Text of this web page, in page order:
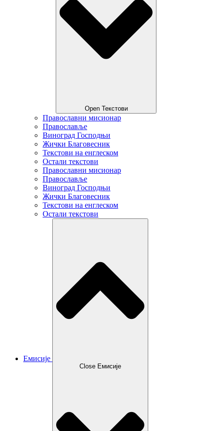
Open Текстови
Православни мисионар
Православље
Виноград Господњи
Жички Благовесник
Текстови на енглеском
Остали текстови
Православни мисионар
Православље
Виноград Господњи
Жички Благовесник
Текстови на енглеском
Остали текстови
Емисије
Close Емисије